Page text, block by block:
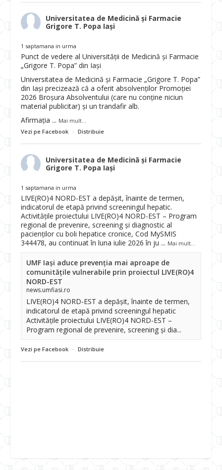
Universitatea de Medicină și Farmacie
Grigore T. Popa Iași
1 saptamana in urma
Punct de vedere al Universității de Medicină și Farmacie
„Grigore T. Popa” din Iași
Universitatea de Medicină și Farmacie „Grigore T. Popa”
din Iași precizează că a oferit absolvenților Promoției
2026 Broșura Absolventului (care nu conține niciun
material publicitar) și un trandafir alb.
Afirmația ... Mai mult...
Vezi pe Facebook · Distribuie
Universitatea de Medicină și Farmacie
Grigore T. Popa Iași
1 saptamana in urma
LIVE(RO)4 NORD-EST a depășit, înainte de termen,
indicatorul de etapă privind screeningul hepatic.
Activitățile proiectului LIVE(RO)4 NORD-EST – Program
regional de prevenire, screening și diagnostic al
pacienților cu boli hepatice cronice, Cod MySMIS
344478, au continuat în luna iulie 2026 în ju ... Mai mult...
UMF Iași aduce prevenția mai aproape de
comunitățile vulnerabile prin proiectul LIVE(RO)4
NORD-EST
news.umfiasi.ro
LIVE(RO)4 NORD-EST a depășit, înainte de termen,
indicatorul de etapă privind screeningul hepatic
Activitățile proiectului LIVE(RO)4 NORD-EST –
Program regional de prevenire, screening și dia...
Vezi pe Facebook · Distribuie